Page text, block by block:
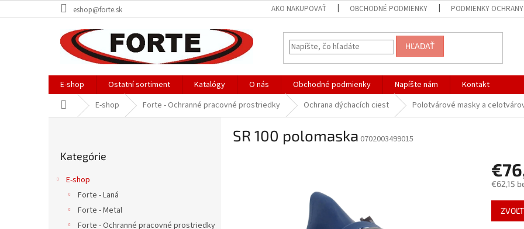
na
eshop@forte.sk AKO NAKUPOVAŤ OBCHODNÉ PODMIENKY PODMIENKY OCHRANY
HĽADAŤ
E-shop Ostatní sortiment Katalógy O nás Obchodné podmienky Napíšte nám
Kontakt
DomovE-shop Forte - Ochranné pracovné prostriedky Ochrana dýchacích ciest Polotvárové masky a
kategórie
Kategórie
E-shop
Forte - Laná
Forte - Metal
Forte - Ochranné pracovné prostriedky
SR 100 polomaska 0702003499015
€62,15
cena: